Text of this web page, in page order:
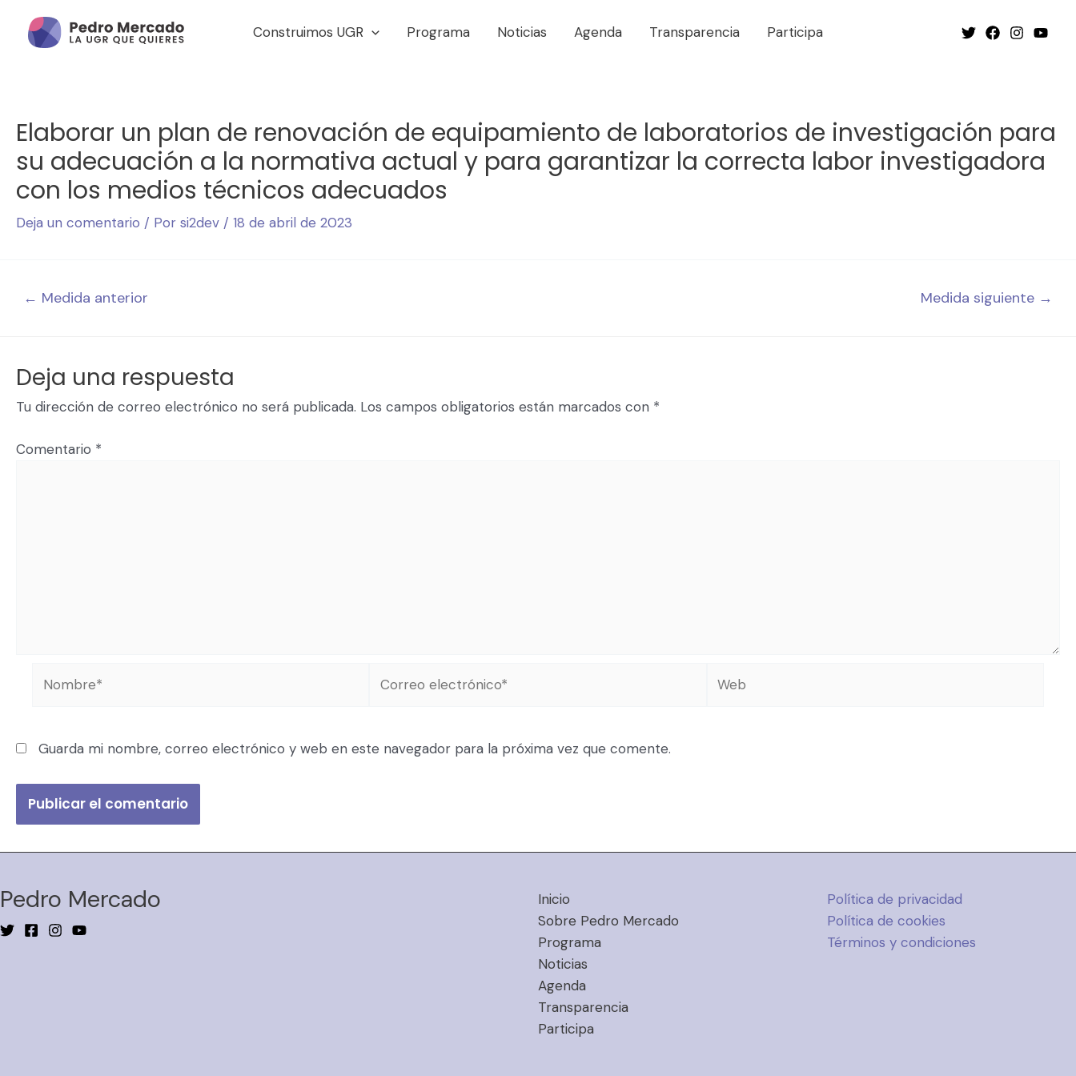
Construimos UGR Programa Noticias Agenda Transparencia Participa
Elaborar un plan de renovación de equipamiento de laboratorios de investigación para
su adecuación a la normativa actual y para garantizar la correcta labor investigadora
con los medios técnicos adecuados
Deja un comentario / Por si2dev / 18 de abril de 2023
← Medida anterior Medida siguiente →
Deja una respuesta
Tu dirección de correo electrónico no será publicada. Los campos obligatorios están marcados con *
Comentario *
Guarda mi nombre, correo electrónico y web en este navegador para la próxima vez que comente.
Pedro Mercado
Inicio
Sobre Pedro Mercado
Programa
Noticias
Agenda
Transparencia
Participa
Política de privacidad
Política de cookies
Términos y condiciones